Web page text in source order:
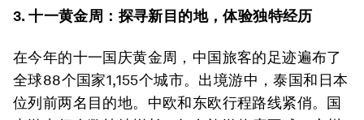
3. 十一黄金周：探寻新目的地，体验独特经历
在今年的十一国庆黄金周，中国旅客的足迹遍布了
全球88个国家1,155个城市。出境游中，泰国和日本
位列前两名目的地。中欧和东欧行程路线紧俏。国